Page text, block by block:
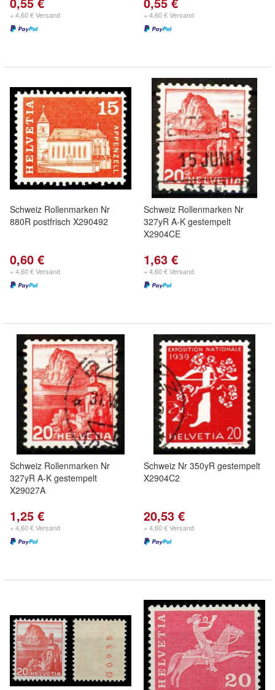
+ 4,60 € Versand + 4,60 € Versand
Schweiz Rollenmarken Nr
880R postfrisch X290492
0,60 €
+ 4,60 € Versand
Schweiz Rollenmarken Nr
327yR A-K gestempelt
X2904CE
1,63 €
+ 4,60 € Versand
Schweiz Rollenmarken Nr
327yR A-K gestempelt
X29027A
1,25 €
+ 4,60 € Versand
Schweiz Nr 350yR gestempelt
X2904C2
20,53 €
+ 4,60 € Versand